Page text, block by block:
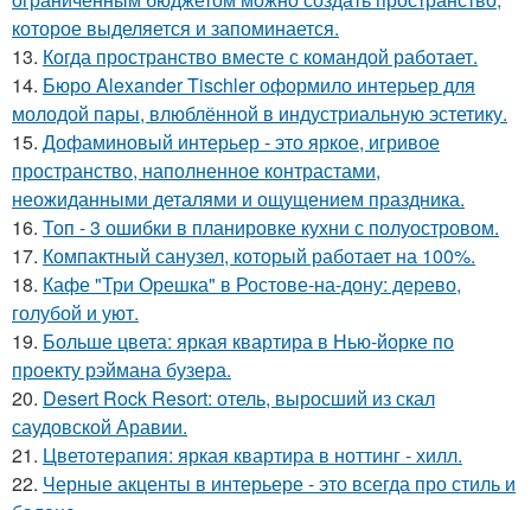
которое выделяется и запоминается.
13. Когда пространство вместе с командой работает.
14. Бюро Alexander Tischler оформило интерьер для
молодой пары, влюблённой в индустриальную эстетику.
15. Дофаминовый интерьер - это яркое, игривое
пространство, наполненное контрастами,
неожиданными деталями и ощущением праздника.
16. Топ - 3 ошибки в планировке кухни с полуостровом.
17. Компактный санузел, который работает на 100%.
18. Кафе "Три Орешка" в Ростове-на-дону: дерево,
голубой и уют.
19. Больше цвета: яркая квартира в Нью-йорке по
проекту рэймана бузера.
20. Desert Rock Resort: отель, выросший из скал
саудовской Аравии.
21. Цветотерапия: яркая квартира в ноттинг - хилл.
22. Черные акценты в интерьере - это всегда про стиль и